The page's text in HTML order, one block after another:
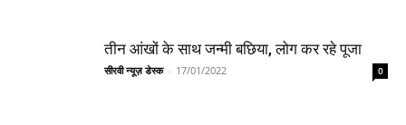
तीन आंखों के साथ जन्मी बछिया, लोग कर रहे पूजा
सीरवी न्यूज़ डेस्क - 17/01/2022 0